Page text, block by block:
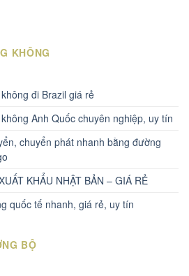
KHÔNG
đi Brazil giá rẻ
Anh Quốc chuyên nghiệp, uy tín
chuyển phát nhanh bằng đường
KHẨU NHẬT BẢN – GIÁ RẺ
quốc tế nhanh, giá rẻ, uy tín
BỘ